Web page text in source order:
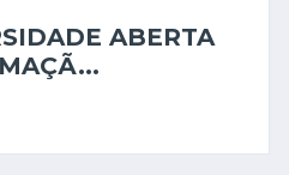
ABERTA